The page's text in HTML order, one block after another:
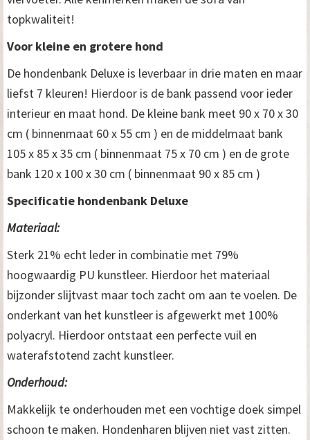
topkwaliteit!
Voor kleine en grotere hond
De hondenbank Deluxe is leverbaar in drie maten en maar
liefst 7 kleuren! Hierdoor is de bank passend voor ieder
interieur en maat hond. De kleine bank meet 90 x 70 x 30
cm ( binnenmaat 60 x 55 cm ) en de middelmaat bank
105 x 85 x 35 cm ( binnenmaat 75 x 70 cm ) en de grote
bank 120 x 100 x 30 cm ( binnenmaat 90 x 85 cm )
Specificatie hondenbank Deluxe
Materiaal:
Sterk 21% echt leder in combinatie met 79%
hoogwaardig PU kunstleer. Hierdoor het materiaal
bijzonder slijtvast maar toch zacht om aan te voelen. De
onderkant van het kunstleer is afgewerkt met 100%
polyacryl. Hierdoor ontstaat een perfecte vuil en
waterafstotend zacht kunstleer.
Onderhoud:
Makkelijk te onderhouden met een vochtige doek simpel
schoon te maken. Hondenharen blijven niet vast zitten.